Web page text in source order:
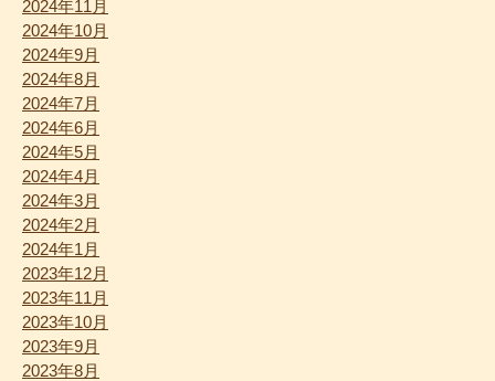
2024年11月
2024年10月
2024年9月
2024年8月
2024年7月
2024年6月
2024年5月
2024年4月
2024年3月
2024年2月
2024年1月
2023年12月
2023年11月
2023年10月
2023年9月
2023年8月